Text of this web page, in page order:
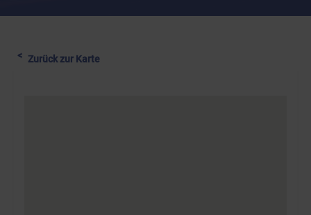
Zurück zur Karte